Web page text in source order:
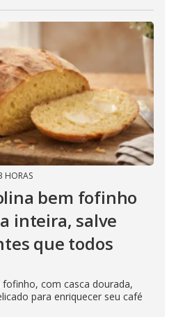
HORAS
bem fofinho
inteira, salve
que todos
com casca dourada,
para enriquecer seu café